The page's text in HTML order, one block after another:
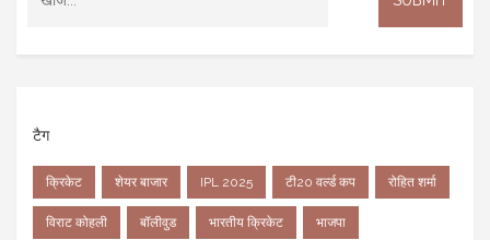
टैग
क्रिकेट शेयर बाजार IPL 2025 टी20 वर्ल्ड कप रोहित शर्मा
विराट कोहली बॉलीवुड भारतीय क्रिकेट भाजपा